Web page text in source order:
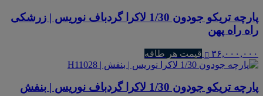
پارچه تریکو جودون 1/30 لاکرا گردباف نوریس | زرشکی
راه راه پهن
۳۶,۰۰۰,۰۰۰ قیمت هر طاقه
پارچه تریکو جودون 1/30 لاکرا گردباف نوریس | بنفش